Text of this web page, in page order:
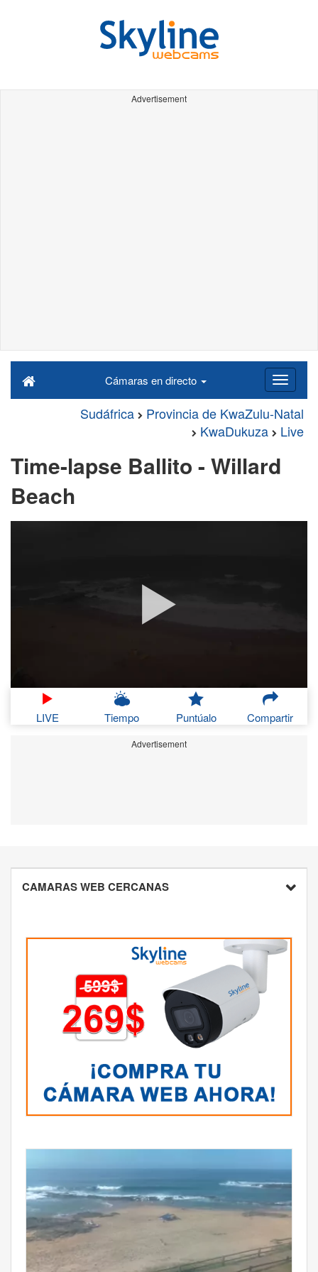
Advertisement
Cámaras en directo
Sudáfrica
Provincia de KwaZulu-Natal
KwaDukuza
Live
Time-lapse Ballito - Willard
Beach
LIVE Tiempo Puntúalo Compartir
Advertisement
CAMARAS WEB CERCANAS